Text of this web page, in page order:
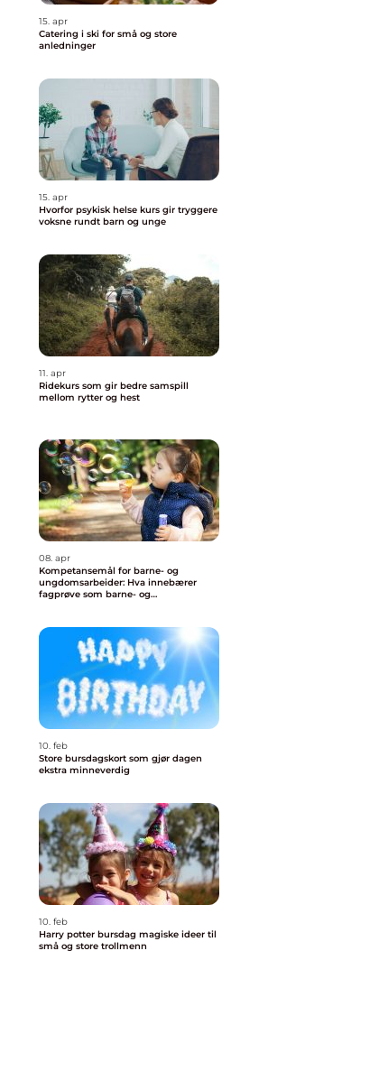
15. apr
Catering i ski for små og store
anledninger
15. apr
Hvorfor psykisk helse kurs gir tryggere
voksne rundt barn og unge
11. apr
Ridekurs som gir bedre samspill
mellom rytter og hest
08. apr
Kompetansemål for barne- og
ungdomsarbeider: Hva innebærer
fagprøve som barne- og
10. feb
Store bursdagskort som gjør dagen
ekstra minneverdig
10. feb
Harry potter bursdag magiske ideer til
små og store trollmenn